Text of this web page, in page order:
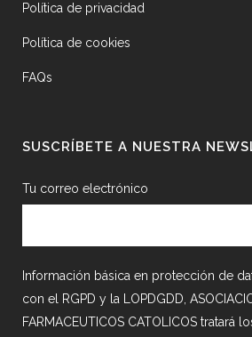
Política de privacidad
Política de cookies
FAQs
SUSCRÍBETE A NUESTRA
Tu correo electrónico
Información básica en protección de
con el RGPD y la LOPDGDD,
FARMACEUTICOS CATOLICOS tratará